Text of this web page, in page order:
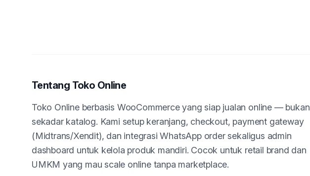
Tentang Toko Online
Toko Online berbasis WooCommerce yang siap jualan online — bukan
sekadar katalog. Kami setup keranjang, checkout, payment gateway
(Midtrans/Xendit), dan integrasi WhatsApp order sekaligus admin
dashboard untuk kelola produk mandiri. Cocok untuk retail brand dan
UMKM yang mau scale online tanpa marketplace.